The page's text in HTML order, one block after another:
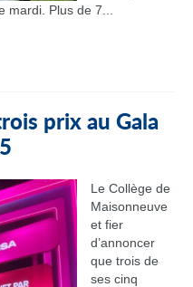
Plus de 7...
prix au Gala
Le Collège de
Maisonneuve
et fier
d’annoncer
que trois de
ses cinq